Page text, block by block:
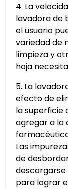
4. La
lavadora de
el usuario
variedad de
limpieza y
hoja
5. La
efecto de
la superficie
agregar a la
Las
de
descargarse
para lograr